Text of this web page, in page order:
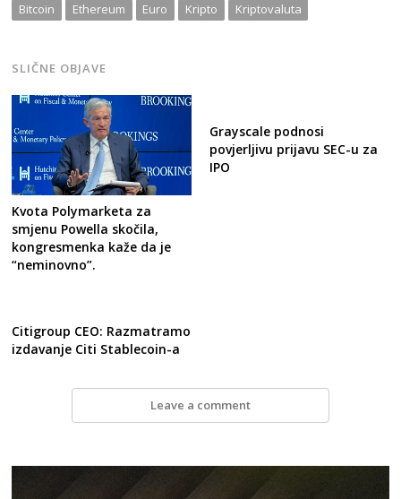
Bitcoin Ethereum Euro Kripto Kriptovaluta
SLIČNE OBJAVE
Kvota Polymarketa za
smjenu Powella skočila,
kongresmenka kaže da je
“neminovno”.
Grayscale podnosi
povjerljivu prijavu SEC-u za
IPO
Citigroup CEO: Razmatramo
izdavanje Citi Stablecoin-a
Leave a comment